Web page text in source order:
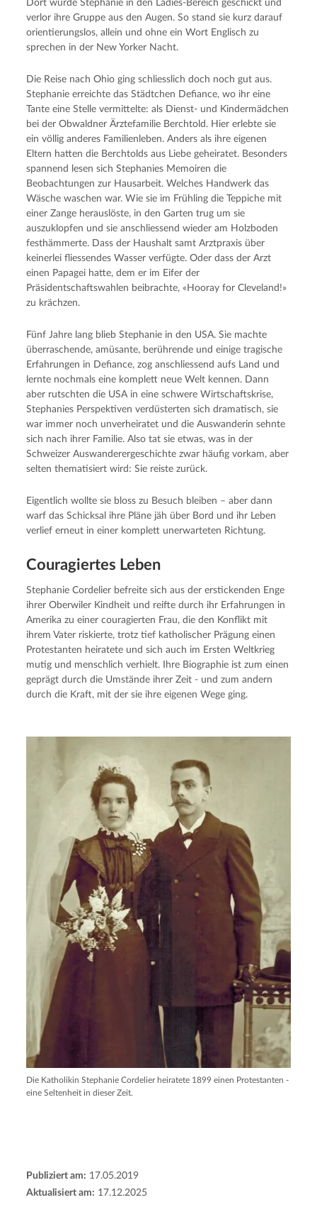
Dort wurde Stephanie in den Ladies-Bereich geschickt und
verlor ihre Gruppe aus den Augen. So stand sie kurz darauf
orientierungslos, allein und ohne ein Wort Englisch zu
sprechen in der New Yorker Nacht.
Die Reise nach Ohio ging schliesslich doch noch gut aus.
Stephanie erreichte das Städtchen Defiance, wo ihr eine
Tante eine Stelle vermittelte: als Dienst- und Kindermädchen
bei der Obwaldner Ärztefamilie Berchtold. Hier erlebte sie
ein völlig anderes Familienleben. Anders als ihre eigenen
Eltern hatten die Berchtolds aus Liebe geheiratet. Besonders
spannend lesen sich Stephanies Memoiren die
Beobachtungen zur Hausarbeit. Welches Handwerk das
Wäsche waschen war. Wie sie im Frühling die Teppiche mit
einer Zange herauslöste, in den Garten trug um sie
auszuklopfen und sie anschliessend wieder am Holzboden
festhämmerte. Dass der Haushalt samt Arztpraxis über
keinerlei fliessendes Wasser verfügte. Oder dass der Arzt
einen Papagei hatte, dem er im Eifer der
Präsidentschaftswahlen beibrachte, «Hooray for Cleveland!»
zu krächzen.
Fünf Jahre lang blieb Stephanie in den USA. Sie machte
überraschende, amüsante, berührende und einige tragische
Erfahrungen in Defiance, zog anschliessend aufs Land und
lernte nochmals eine komplett neue Welt kennen. Dann
aber rutschten die USA in eine schwere Wirtschaftskrise,
Stephanies Perspektiven verdüsterten sich dramatisch, sie
war immer noch unverheiratet und die Auswanderin sehnte
sich nach ihrer Familie. Also tat sie etwas, was in der
Schweizer Auswanderergeschichte zwar häufig vorkam, aber
selten thematisiert wird: Sie reiste zurück.
Eigentlich wollte sie bloss zu Besuch bleiben – aber dann
warf das Schicksal ihre Pläne jäh über Bord und ihr Leben
verlief erneut in einer komplett unerwarteten Richtung.
Couragiertes Leben
Stephanie Cordelier befreite sich aus der erstickenden Enge
ihrer Oberwiler Kindheit und reifte durch ihr Erfahrungen in
Amerika zu einer couragierten Frau, die den Konflikt mit
ihrem Vater riskierte, trotz tief katholischer Prägung einen
Protestanten heiratete und sich auch im Ersten Weltkrieg
mutig und menschlich verhielt. Ihre Biographie ist zum einen
geprägt durch die Umstände ihrer Zeit - und zum andern
durch die Kraft, mit der sie ihre eigenen Wege ging.
Die Katholikin Stephanie Cordelier heiratete 1899 einen Protestanten -
eine Seltenheit in dieser Zeit.
Publiziert am: 17.05.2019
Aktualisiert am: 17.12.2025